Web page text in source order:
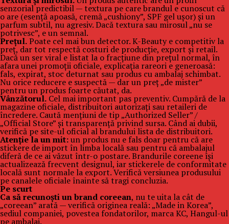
senzorial predictibil — textura pe care brandul e cunoscut că
o are (esență apoasă, cremă „cushiony”, SPF gel ușor) și un
parfum subtil, nu agresiv. Dacă textura sau mirosul „nu se
potrivesc”, e un semnal.
Prețul.Poate cel mai bun detector. K-Beauty e competitiv la
preț, dar tot respectă costuri de producție, export și retail.
Dacă un ser viral e listat la o fracțiune din prețul normal, în
afara unei promoții oficiale, explicația rareori e generoasă:
fals, expirat, stoc deturnat sau produs cu ambalaj schimbat.
Nu orice reducere e suspectă — dar un preț „de mister”
pentru un produs foarte căutat, da.
Vânzătorul. Cel mai important pas preventiv. Cumpără de la
magazine oficiale, distribuitori autorizați sau retaileri de
încredere. Caută mențiuni de tip „Authorized Seller” /
„Official Store” și transparență privind sursa. Când ai dubii,
verifică pe site-ul oficial al brandului lista de distribuitori.
Atenție la un mit:un produs nu e fals doar pentru că are
stickere de import în limba locală sau pentru că ambalajul
diferă de ce ai văzut într-o postare. Brandurile coreene își
actualizează frecvent designul, iar stickerele de conformitate
locală sunt normale la export. Verifică versiunea produsului
pe canalele oficiale înainte să tragi concluzia.
Pe scurt
Ca să recunoști un brand coreean, nu te uita la cât de
„coreean” arată — verifică originea reală: „Made in Korea”,
sediul companiei, povestea fondatorilor, marca KC, Hangul-ul
pe ambalaj.